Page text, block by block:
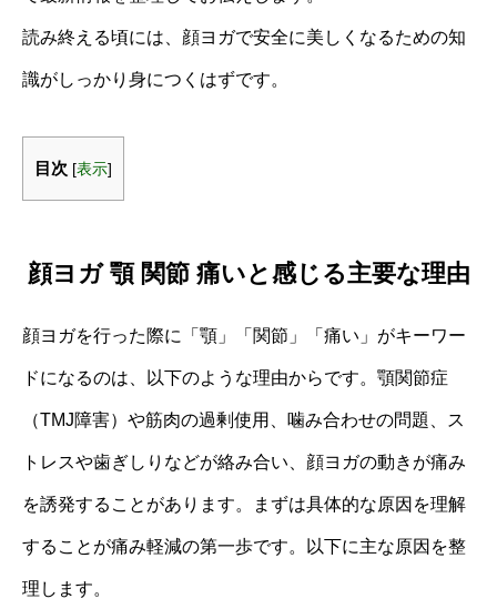
読み終える頃には、顔ヨガで安全に美しくなるための知
識がしっかり身につくはずです。
目次 [表示]
顔ヨガ 顎 関節 痛いと感じる主要な理由
顔ヨガを行った際に「顎」「関節」「痛い」がキーワー
ドになるのは、以下のような理由からです。顎関節症
（TMJ障害）や筋肉の過剰使用、噛み合わせの問題、ス
トレスや歯ぎしりなどが絡み合い、顔ヨガの動きが痛み
を誘発することがあります。まずは具体的な原因を理解
することが痛み軽減の第一歩です。以下に主な原因を整
理します。